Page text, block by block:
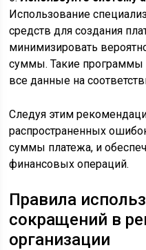
Использование
средств для создания
минимизировать
суммы. Такие программы
все данные на
Следуя этим
распространенных
суммы платежа, и
финансовых операций.
Правила
сокращений в
организации